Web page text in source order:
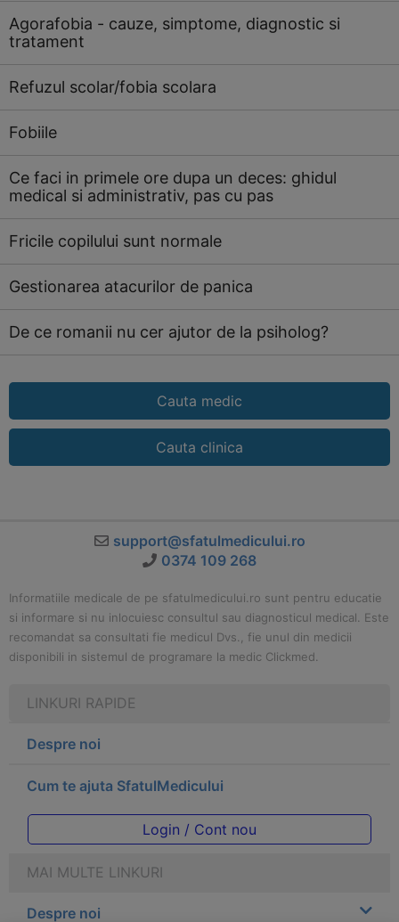
Agorafobia - cauze, simptome, diagnostic si
tratament
Refuzul scolar/fobia scolara
Fobiile
Ce faci in primele ore dupa un deces: ghidul
medical si administrativ, pas cu pas
Fricile copilului sunt normale
Gestionarea atacurilor de panica
De ce romanii nu cer ajutor de la psiholog?
Cauta medic
Cauta clinica
support@sfatulmedicului.ro
0374 109 268
Informatiile medicale de pe sfatulmedicului.ro sunt pentru educatie
si informare si nu inlocuiesc consultul sau diagnosticul medical. Este
recomandat sa consultati fie medicul Dvs., fie unul din medicii
disponibili in sistemul de programare la medic Clickmed.
LINKURI RAPIDE
Despre noi
Cum te ajuta SfatulMedicului
Login / Cont nou
MAI MULTE LINKURI
Despre noi